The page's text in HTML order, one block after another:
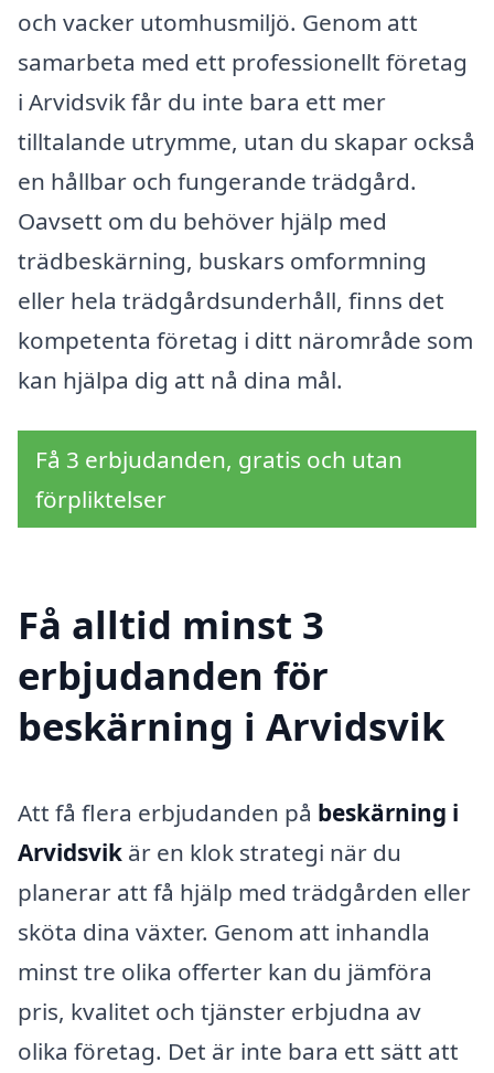
och vacker utomhusmiljö. Genom att
samarbeta med ett professionellt företag
i Arvidsvik får du inte bara ett mer
tilltalande utrymme, utan du skapar också
en hållbar och fungerande trädgård.
Oavsett om du behöver hjälp med
trädbeskärning, buskars omformning
eller hela trädgårdsunderhåll, finns det
kompetenta företag i ditt närområde som
kan hjälpa dig att nå dina mål.
Få 3 erbjudanden, gratis och utan
förpliktelser
Få alltid minst 3
erbjudanden för
beskärning i Arvidsvik
Att få flera erbjudanden på beskärning i
Arvidsvik är en klok strategi när du
planerar att få hjälp med trädgården eller
sköta dina växter. Genom att inhandla
minst tre olika offerter kan du jämföra
pris, kvalitet och tjänster erbjudna av
olika företag. Det är inte bara ett sätt att